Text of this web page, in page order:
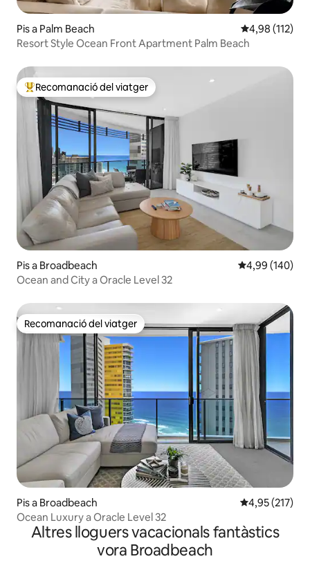
Pis a Palm Beach 4,98 de
4,98 (112)
Resort Style Ocean Front Apartment Palm Beach
Principals recomanacions dels viatgers
Recomanació del viatger
Pis a Broadbeach 4,99 de
4,99 (140)
Ocean and City a Oracle Level 32
Recomanació del viatger
Recomanació del viatger
Pis a Broadbeach 4,95 de
4,95 (217)
Ocean Luxury a Oracle Level 32
Altres lloguers vacacionals fantàstics
vora Broadbeach